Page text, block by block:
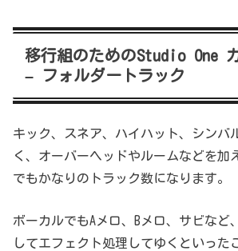
移行組のためのStudio One
– フォルダートラック
キック、スネア、ハイハット、シンバ
く、オーバーヘッドやルームなどを加
でもかなりのトラック数になります。
ボーカルでもAメロ、Bメロ、サビなど
してエフェクト処理してゆくといった